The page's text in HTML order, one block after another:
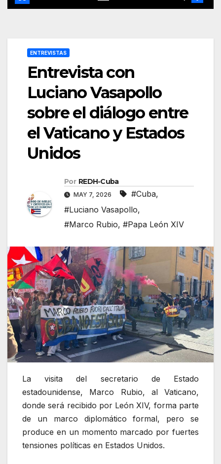
ENTREVISTAS
Entrevista con
Luciano Vasapollo
sobre el diálogo entre
el Vaticano y Estados
Unidos
Por REDH-Cuba
MAY 7, 2026 #Cuba,
#Luciano Vasapollo,
#Marco Rubio, #Papa León XIV
La visita del secretario de Estado
estadounidense, Marco Rubio, al Vaticano,
donde será recibido por León XIV, forma parte
de un marco diplomático formal, pero se
produce en un momento marcado por fuertes
tensiones políticas en Estados Unidos.